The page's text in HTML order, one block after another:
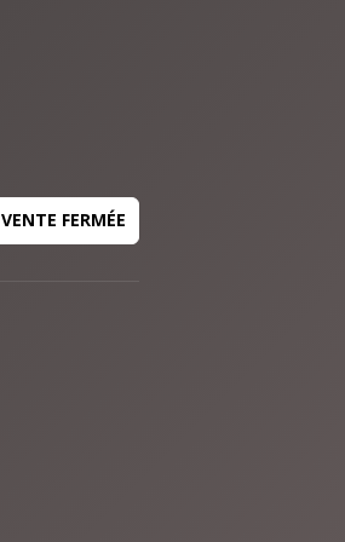
VENTE FERMÉE